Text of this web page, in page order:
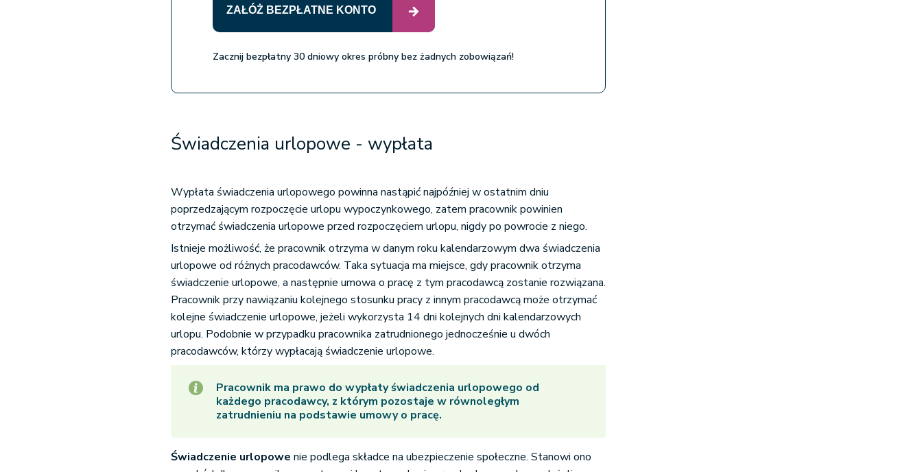
ZAŁÓŻ BEZPŁATNE KONTO
Zacznij bezpłatny 30 dniowy okres próbny bez żadnych zobowiązań!
Świadczenia urlopowe - wypłata
Wypłata świadczenia urlopowego powinna nastąpić najpóźniej w ostatnim dniu
poprzedzającym rozpoczęcie urlopu wypoczynkowego, zatem pracownik powinien
otrzymać świadczenia urlopowe przed rozpoczęciem urlopu, nigdy po powrocie z niego.
Istnieje możliwość, że pracownik otrzyma w danym roku kalendarzowym dwa świadczenia
urlopowe od różnych pracodawców. Taka sytuacja ma miejsce, gdy pracownik otrzyma
świadczenie urlopowe, a następnie umowa o pracę z tym pracodawcą zostanie rozwiązana.
Pracownik przy nawiązaniu kolejnego stosunku pracy z innym pracodawcą może otrzymać
kolejne świadczenie urlopowe, jeżeli wykorzysta 14 dni kolejnych dni kalendarzowych
urlopu. Podobnie w przypadku pracownika zatrudnionego jednocześnie u dwóch
pracodawców, którzy wypłacają świadczenie urlopowe.
Pracownik ma prawo do wypłaty świadczenia urlopowego od
każdego pracodawcy, z którym pozostaje w równoległym
zatrudnieniu na podstawie umowy o pracę.
Świadczenie urlopowe nie podlega składce na ubezpieczenie społeczne. Stanowi ono